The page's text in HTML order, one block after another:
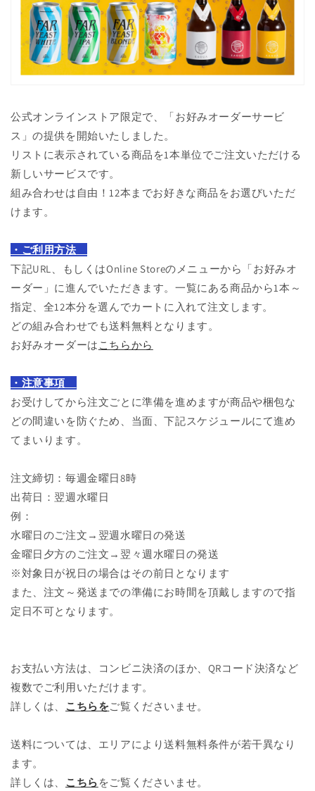
公式オンラインストア限定で、「お好みオーダーサービ
ス」の提供を開始いたしました。
リストに表示されている商品を1本単位でご注文いただける
新しいサービスです。
組み合わせは自由！12本までお好きな商品をお選びいただ
けます。
・ご利用方法
下記URL、もしくはOnline Storeのメニューから「お好みオ
ーダー」に進んでいただきます。一覧にある商品から1本～
指定、全12本分を選んでカートに入れて注文します。
どの組み合わせでも送料無料となります。
お好みオーダーは こちらから
・注意事項
お受けしてから注文ごとに準備を進めますが商品や梱包な
どの間違いを防ぐため、当面、下記スケジュールにて進め
てまいります。
注文締切：毎週金曜日8時
出荷日：翌週水曜日
例：
水曜日のご注文→翌週水曜日の発送
金曜日夕方のご注文→翌々週水曜日の発送
※対象日が祝日の場合はその前日となります
また、注文～発送までの準備にお時間を頂戴しますので指
定日不可となります。
お支払い方法は、コンビニ決済のほか、QRコード決済など
複数でご利用いただけます。
詳しくは、 こちらをご覧くださいませ。
送料については、エリアにより送料無料条件が若干異なり
ます。
詳しくは、 こちら をご覧くださいませ。